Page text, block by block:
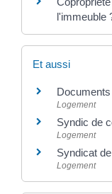
l'immeuble
Et aussi
Logement
Syndic de
Logement
Syndicat
Logement